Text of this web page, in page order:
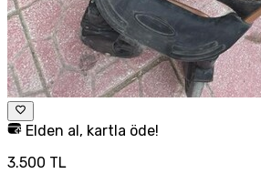
Elden al, kartla öde!
3.500 TL